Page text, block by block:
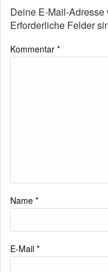
Deine E-Mail-
Erforderliche Felder
Kommentar *
Name *
E-Mail *